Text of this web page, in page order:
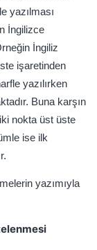
yazılması
İngilizce
İngiliz
işaretinden
yazılırken
Buna karşın
nokta üst üste
ise ilk
yazımıyla